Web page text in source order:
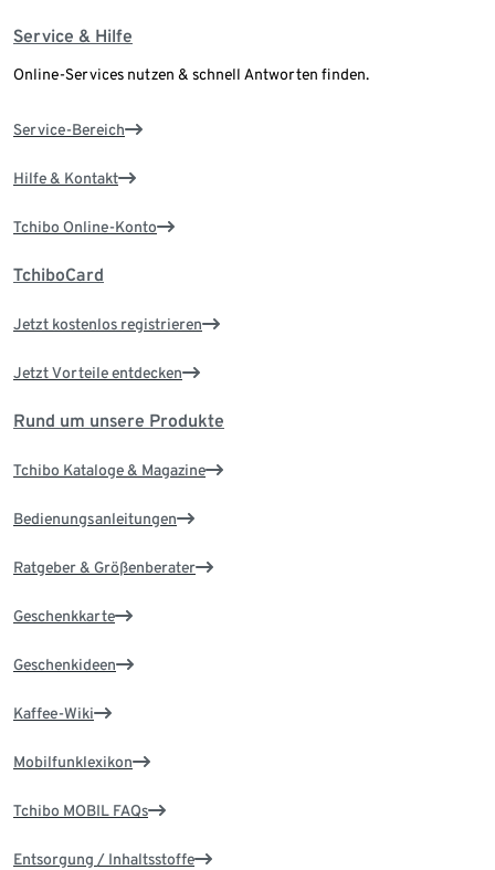
Service & Hilfe
Online-Services nutzen & schnell Antworten finden.
Service-Bereich
Hilfe & Kontakt
Tchibo Online-Konto
TchiboCard
Jetzt kostenlos registrieren
Jetzt Vorteile entdecken
Rund um unsere Produkte
Tchibo Kataloge & Magazine
Bedienungsanleitungen
Ratgeber & Größenberater
Geschenkkarte
Geschenkideen
Kaffee-Wiki
Mobilfunklexikon
Tchibo MOBIL FAQs
Entsorgung / Inhaltsstoffe